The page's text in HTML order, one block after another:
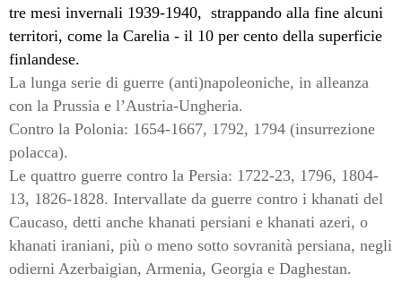
tre mesi invernali 1939-1940, strappando alla fine alcuni
territori, come la Carelia - il 10 per cento della superficie
finlandese.
La lunga serie di guerre (anti)napoleoniche, in alleanza
con la Prussia e l’Austria-Ungheria.
Contro la Polonia: 1654-1667, 1792, 1794 (insurrezione
polacca).
Le quattro guerre contro la Persia: 1722-23, 1796, 1804-
13, 1826-1828. Intervallate da guerre contro i khanati del
Caucaso, detti anche khanati persiani e khanati azeri, o
khanati iraniani, più o meno sotto sovranità persiana, negli
odierni Azerbaigian, Armenia, Georgia e Daghestan.